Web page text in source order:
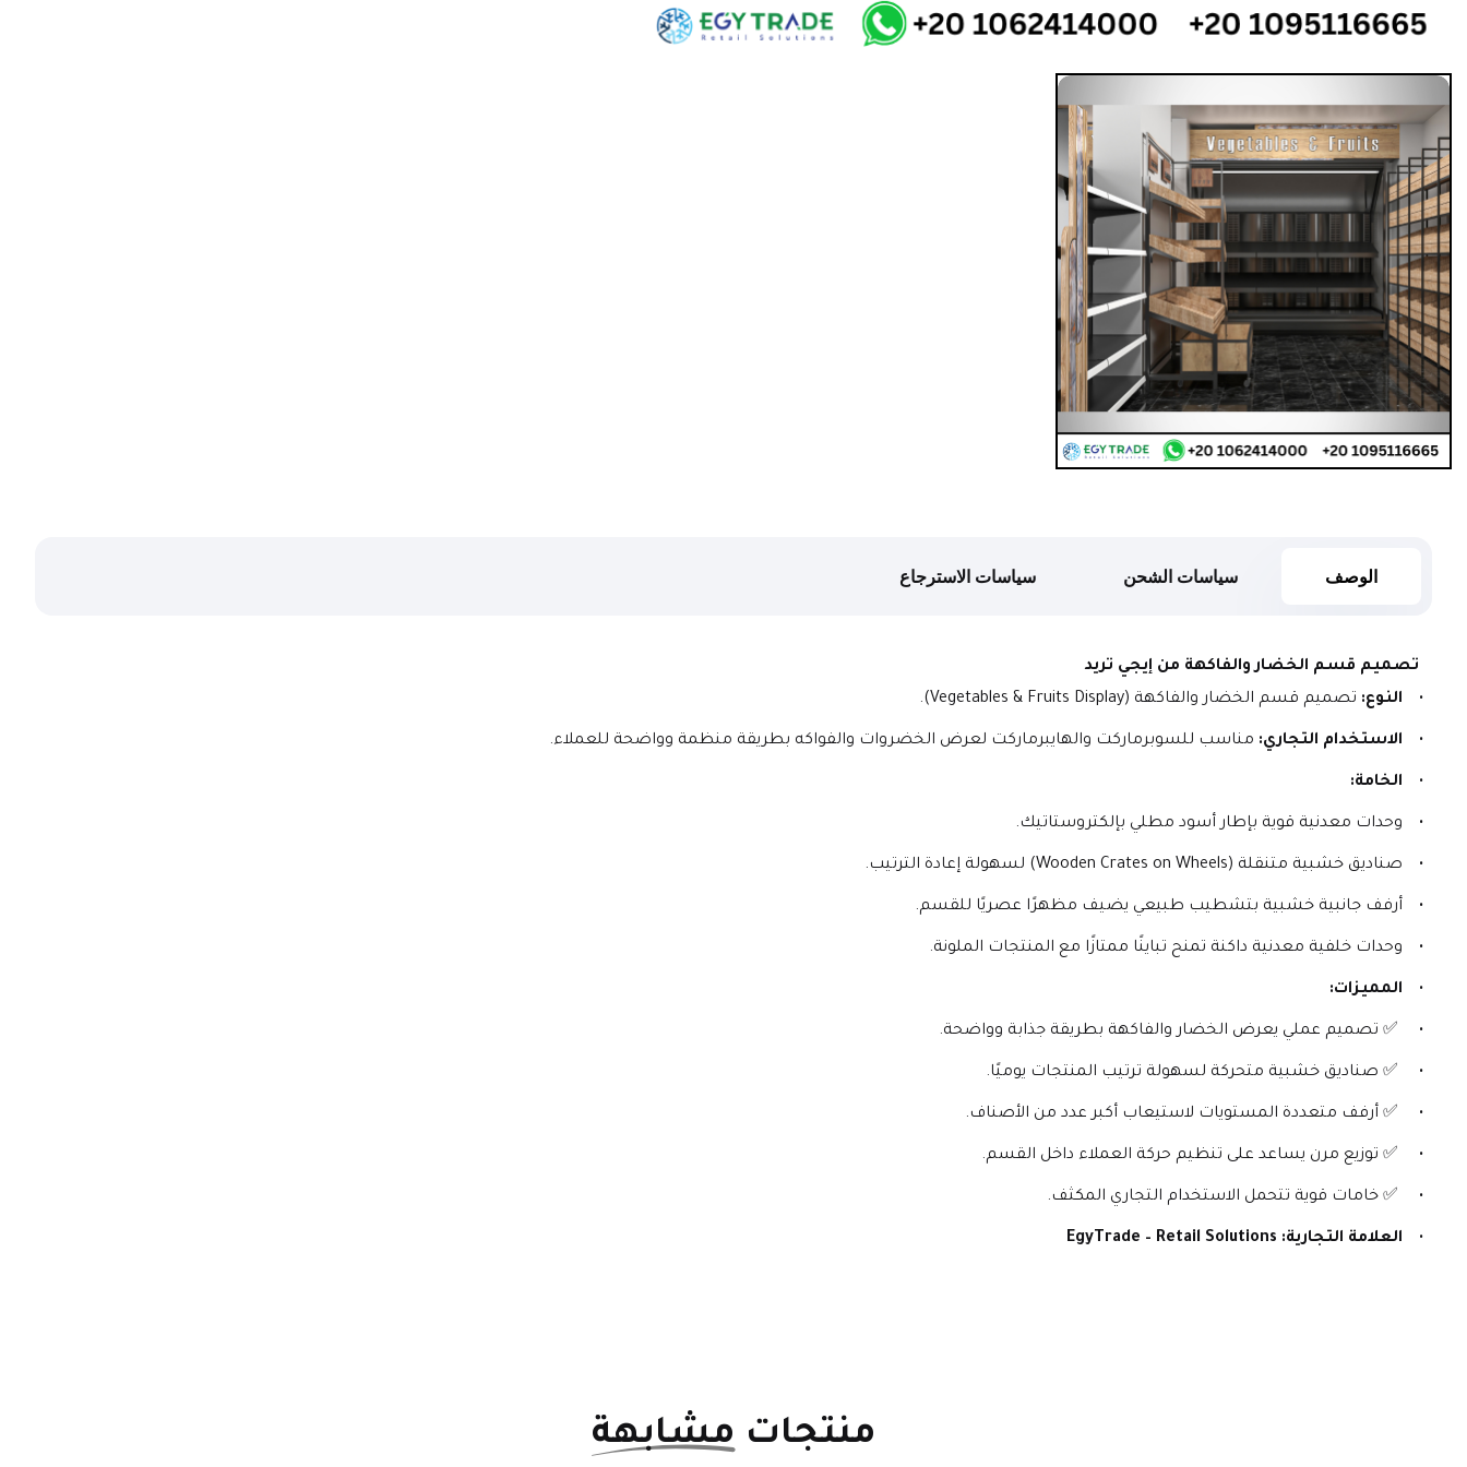
الوصف سياسات الشحن سياسات الاسترجاع
تصميم قسم الخضار والفاكهة من إيجي تريد
النوع: تصميم قسم الخضار والفاكهة (Vegetables & Fruits Display).
الاستخدام التجاري: مناسب للسوبرماركت والهايبرماركت لعرض الخضروات والفواكه بطريقة منظمة وواضحة للعملاء.
الخامة:
وحدات معدنية قوية بإطار أسود مطلي بإلكتروستاتيك.
صناديق خشبية متنقلة (Wooden Crates on Wheels) لسهولة إعادة الترتيب.
أرفف جانبية خشبية بتشطيب طبيعي يضيف مظهرًا عصريًا للقسم.
وحدات خلفية معدنية داكنة تمنح تباينًا ممتازًا مع المنتجات الملونة.
المميزات:
✅ تصميم عملي يعرض الخضار والفاكهة بطريقة جذابة وواضحة.
✅ صناديق خشبية متحركة لسهولة ترتيب المنتجات يوميًا.
✅ أرفف متعددة المستويات لاستيعاب أكبر عدد من الأصناف.
✅ توزيع مرن يساعد على تنظيم حركة العملاء داخل القسم.
✅ خامات قوية تتحمل الاستخدام التجاري المكثف.
العلامة التجارية: EgyTrade – Retail Solutions
منتجات مشابهة